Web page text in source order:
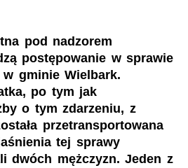
pod nadzorem
postępowanie w sprawie
gminie Wielbark.
po tym jak
o tym zdarzeniu, z
przetransportowana
tej sprawy
dwóch mężczyzn. Jeden z